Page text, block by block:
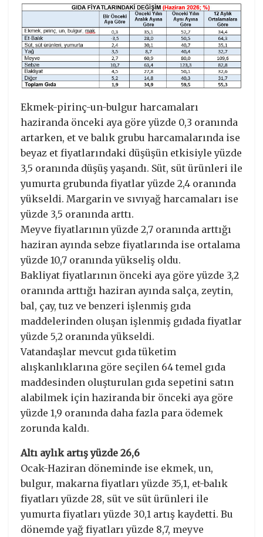
Ekmek-pirinç-un-bulgur harcamaları
haziranda önceki aya göre yüzde 0,3 oranında
artarken, et ve balık grubu harcamalarında ise
beyaz et fiyatlarındaki düşüşün etkisiyle yüzde
3,5 oranında düşüş yaşandı. Süt, süt ürünleri ile
yumurta grubunda fiyatlar yüzde 2,4 oranında
yükseldi. Margarin ve sıvıyağ harcamaları ise
yüzde 3,5 oranında arttı.
Meyve fiyatlarının yüzde 2,7 oranında arttığı
haziran ayında sebze fiyatlarında ise ortalama
yüzde 10,7 oranında yükseliş oldu.
Bakliyat fiyatlarının önceki aya göre yüzde 3,2
oranında arttığı haziran ayında salça, zeytin,
bal, çay, tuz ve benzeri işlenmiş gıda
maddelerinden oluşan işlenmiş gıdada fiyatlar
yüzde 5,2 oranında yükseldi.
Vatandaşlar mevcut gıda tüketim
alışkanlıklarına göre seçilen 64 temel gıda
maddesinden oluşturulan gıda sepetini satın
alabilmek için haziranda bir önceki aya göre
yüzde 1,9 oranında daha fazla para ödemek
zorunda kaldı.
Altı aylık artış yüzde 26,6
Ocak-Haziran döneminde ise ekmek, un,
bulgur, makarna fiyatları yüzde 35,1, et-balık
fiyatları yüzde 28, süt ve süt ürünleri ile
yumurta fiyatları yüzde 30,1 artış kaydetti. Bu
dönemde yağ fiyatları yüzde 8,7, meyve